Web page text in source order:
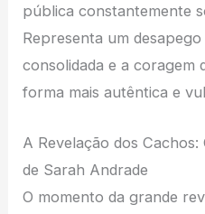
pública constantemente
Representa um
consolidada e a coragem
forma mais autêntica e
A Revelação dos
de Sarah Andrade
O momento da grande